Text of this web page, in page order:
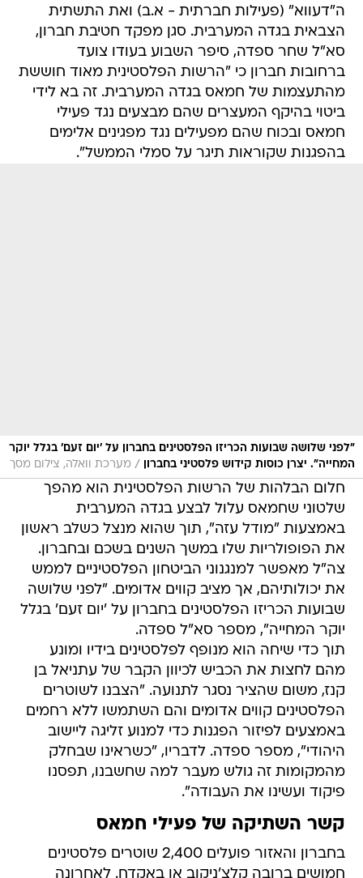
ה"דעווא" (פעילות חברתית - א.ב) ואת התשתית
הצבאית בגדה המערבית. סגן מפקד חטיבת חברון,
סא"ל שחר ספדה, סיפר השבוע בעודו צועד
ברחובות חברון כי "הרשות הפלסטינית מאוד חוששת
מהתעצמות של חמאס בגדה המערבית. זה בא לידי
ביטוי בהיקף המעצרים שהם מבצעים נגד פעילי
חמאס ובכוח שהם מפעילים נגד מפגינים אלימים
בהפגנות שקוראות תיגר על סמלי הממשל".
"לפני שלושה שבועות הכריזו הפלסטינים בחברון על 'יום זעם' בגלל יוקר
המחייה". יצרן כוסות קידוש פלסטיני בחברון
/ מערכת וואלה, צילום מסך
חלום הבלהות של הרשות הפלסטינית הוא מהפך
שלטוני שחמאס עלול לבצע בגדה המערבית
באמצעות "מודל עזה", תוך שהוא מנצל כשלב ראשון
את הפופולריות שלו במשך השנים בשכם ובחברון.
צה"ל מאפשר למנגנוני הביטחון הפלסטיניים לממש
את יכולותיהם, אך מציב קווים אדומים. "לפני שלושה
שבועות הכריזו הפלסטינים בחברון על 'יום זעם' בגלל
יוקר המחייה", מספר סא"ל ספדה.
תוך כדי שיחה הוא מנופף לפלסטינים בידיו ומונע
מהם לחצות את הכביש לכיוון הקבר של עתניאל בן
קנז, משום שהציר נסגר לתנועה. "הצבנו לשוטרים
הפלסטינים קווים אדומים והם השתמשו ללא רחמים
באמצעים לפיזור הפגנות כדי למנוע זליגה ליישוב
היהודי", מספר ספדה. לדבריו, "כשראינו שבחלק
מהמקומות זה גולש מעבר למה שחשבנו, תפסנו
פיקוד ועשינו את העבודה".
קשר השתיקה של פעילי חמאס
בחברון והאזור פועלים 2,400 שוטרים פלסטינים
חמושים ברובה קלצ'ניקוב או באקדח. לאחרונה